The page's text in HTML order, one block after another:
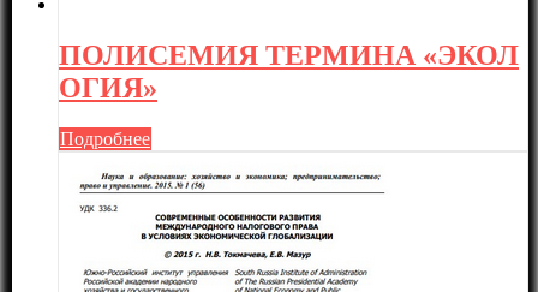
ПОЛИСЕМИЯ ТЕРМИНА «ЭКОЛ
ОГИЯ»
Подробнее